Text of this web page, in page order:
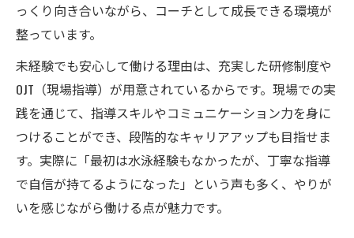
っくり向き合いながら、コーチとして成長できる環境が
整っています。
未経験でも安心して働ける理由は、充実した研修制度や
OJT（現場指導）が用意されているからです。現場での実
践を通じて、指導スキルやコミュニケーション力を身に
つけることができ、段階的なキャリアアップも目指せま
す。実際に「最初は水泳経験もなかったが、丁寧な指導
で自信が持てるようになった」という声も多く、やりが
いを感じながら働ける点が魅力です。